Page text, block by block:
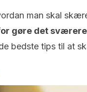
man skal
gøre det
bedste tips til at